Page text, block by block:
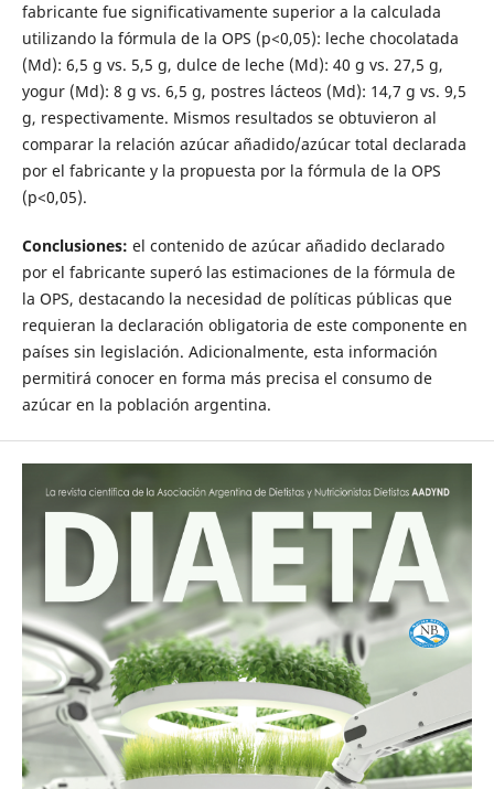
fabricante fue significativamente superior a la calculada
utilizando la fórmula de la OPS (p<0,05): leche chocolatada
(Md): 6,5 g vs. 5,5 g, dulce de leche (Md): 40 g vs. 27,5 g,
yogur (Md): 8 g vs. 6,5 g, postres lácteos (Md): 14,7 g vs. 9,5
g, respectivamente. Mismos resultados se obtuvieron al
comparar la relación azúcar añadido/azúcar total declarada
por el fabricante y la propuesta por la fórmula de la OPS
(p<0,05).
Conclusiones: el contenido de azúcar añadido declarado
por el fabricante superó las estimaciones de la fórmula de
la OPS, destacando la necesidad de políticas públicas que
requieran la declaración obligatoria de este componente en
países sin legislación. Adicionalmente, esta información
permitirá conocer en forma más precisa el consumo de
azúcar en la población argentina.